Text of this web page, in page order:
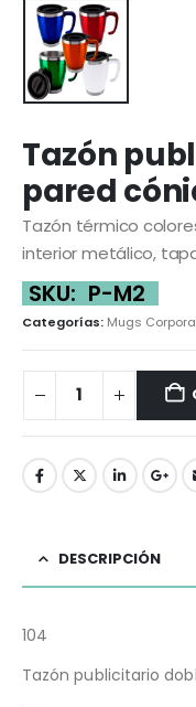
Tazón
pared
Tazón térmico
interior metálico,
SKU: P-M2
Categorías: Mugs
DESCRIPCIÓN
104
Tazón publicitario